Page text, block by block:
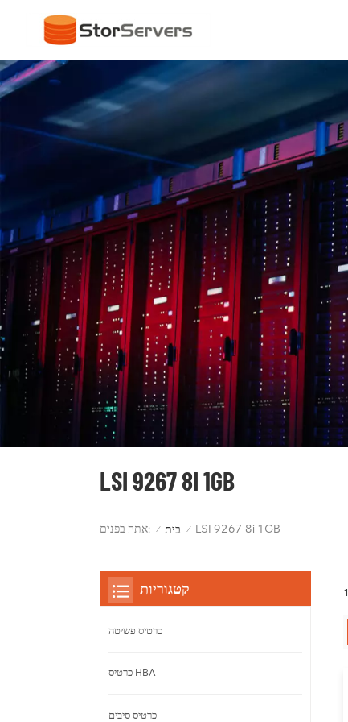
LSI 9267 8I 1GB
אתה בפנים: / בית / LSI 9267 8i 1GB
קטגוריות
כרטיס פשיטה
כרטיס HBA
כרטיס סיבים